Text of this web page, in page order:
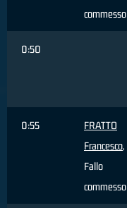
commesso
0:50
0:55
FRATTO
Francesco,
Fallo
commesso